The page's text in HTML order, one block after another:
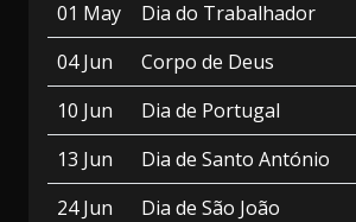
01 May
Dia do Trabalhador
04 Jun
Corpo de Deus
10 Jun
Dia de Portugal
13 Jun
Dia de Santo António
24 Jun
Dia de São João